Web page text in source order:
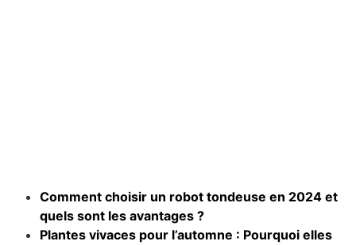
Comment choisir un robot tondeuse en 2024 et
quels sont les avantages ?
Plantes vivaces pour l’automne : Pourquoi elles